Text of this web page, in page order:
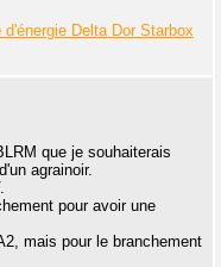
Delta Dor Starbox
que je souhaiterais
agrainoir.
pour avoir une
mais pour le branchement